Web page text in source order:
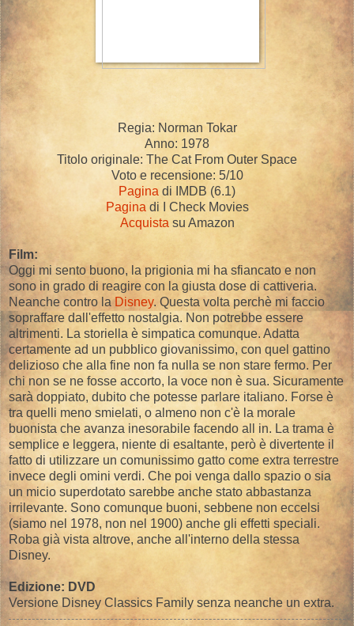
Regia: Norman Tokar
Anno: 1978
Titolo originale: The Cat From Outer Space
Voto e recensione: 5/10
Pagina di IMDB (6.1)
Paginadi I Check Movies
Acquistasu Amazon
Film:
Oggi mi sento buono, la prigionia mi ha sfiancato e non
sono in grado di reagire con la giusta dose di cattiveria.
Neanche contro laDisney. Questa volta perchè mi faccio
sopraffare dall'effetto nostalgia. Non potrebbe essere
altrimenti. La storiella è simpatica comunque. Adatta
certamente ad un pubblico giovanissimo, con quel gattino
delizioso che alla fine non fa nulla se non stare fermo. Per
chi non se ne fosse accorto, la voce non è sua. Sicuramente
sarà doppiato, dubito che potesse parlare italiano. Forse è
tra quelli meno smielati, o almeno non c'è la morale
buonista che avanza inesorabile facendo all in. La trama è
semplice e leggera, niente di esaltante, però è divertente il
fatto di utilizzare un comunissimo gatto come extra terrestre
invece degli omini verdi. Che poi venga dallo spazio o sia
un micio superdotato sarebbe anche stato abbastanza
irrilevante. Sono comunque buoni, sebbene non eccelsi
(siamo nel 1978, non nel 1900) anche gli effetti speciali.
Roba già vista altrove, anche all'interno della stessa
Disney.
Edizione: DVD
Versione Disney Classics Family senza neanche un extra.